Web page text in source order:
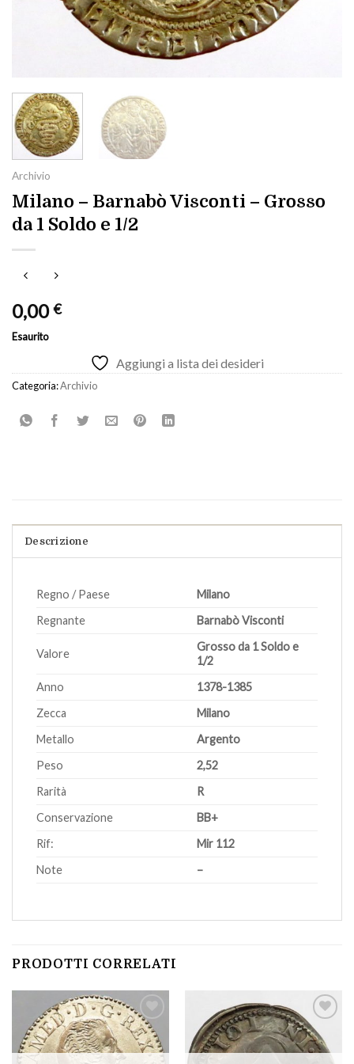
Archivio
Milano – Barnabò Visconti – Grosso
da 1 Soldo e 1/2
0,00€
Esaurito
Aggiungi a lista dei desideri
Categoria:Archivio
Descrizione
Regno / Paese
Milano
Regnante
Barnabò Visconti
Valore
Grosso da 1 Soldo e
1/2
Anno
1378-1385
Zecca
Milano
Metallo
Argento
Peso
2,52
Rarità
R
Conservazione
BB+
Rif:
Mir 112
Note
–
PRODOTTI CORRELATI
Aggiungi